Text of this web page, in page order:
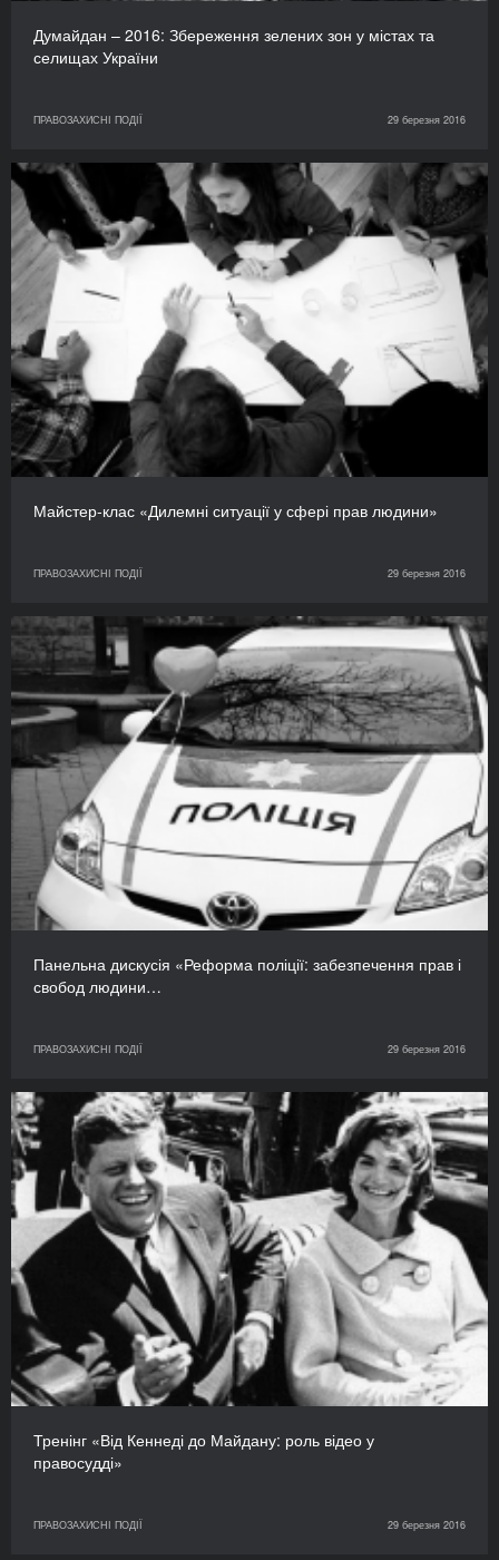
Думайдан – 2016: Збереження зелених зон у містах та
селищах України
ПРАВОЗАХИСНІ ПОДІЇ 29 березня 2016
Майстер-клас «Дилемні ситуації у сфері прав людини»
ПРАВОЗАХИСНІ ПОДІЇ 29 березня 2016
Панельна дискусія «Реформа поліції: забезпечення прав і
свобод людини…
ПРАВОЗАХИСНІ ПОДІЇ 29 березня 2016
Тренінг «Від Кеннеді до Майдану: роль відео у
правосудді»
ПРАВОЗАХИСНІ ПОДІЇ 29 березня 2016